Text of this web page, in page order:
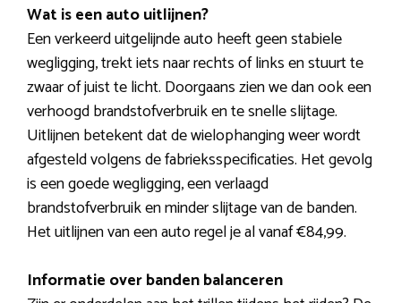
Wat is een auto uitlijnen?
Een verkeerd uitgelijnde auto heeft geen stabiele
wegligging, trekt iets naar rechts of links en stuurt te
zwaar of juist te licht. Doorgaans zien we dan ook een
verhoogd brandstofverbruik en te snelle slijtage.
Uitlijnen betekent dat de wielophanging weer wordt
afgesteld volgens de fabrieksspecificaties. Het gevolg
is een goede wegligging, een verlaagd
brandstofverbruik en minder slijtage van de banden.
Het uitlijnen van een auto regel je al vanaf €84,99.
Informatie over banden balanceren